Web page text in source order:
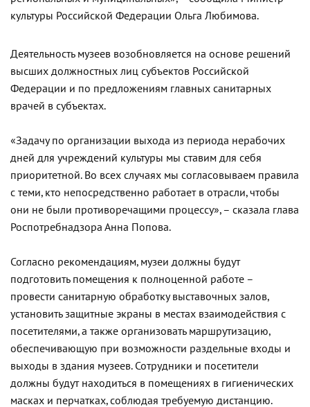
культуры Российской Федерации Ольга Любимова.
Деятельность музеев возобновляется на основе решений
высших должностных лиц субъектов Российской
Федерации и по предложениям главных санитарных
врачей в субъектах.
«Задачу по организации выхода из периода нерабочих
дней для учреждений культуры мы ставим для себя
приоритетной. Во всех случаях мы согласовываем правила
с теми, кто непосредственно работает в отрасли, чтобы
они не были противоречащими процессу», – сказала глава
Роспотребнадзора Анна Попова.
Согласно рекомендациям, музеи должны будут
подготовить помещения к полноценной работе –
провести санитарную обработку выставочных залов,
установить защитные экраны в местах взаимодействия с
посетителями, а также организовать маршрутизацию,
обеспечивающую при возможности раздельные входы и
выходы в здания музеев. Сотрудники и посетители
должны будут находиться в помещениях в гигиенических
масках и перчатках, соблюдая требуемую дистанцию.